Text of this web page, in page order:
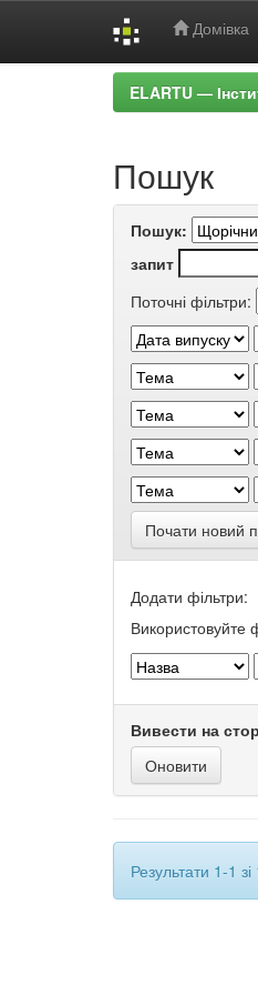
Домівка
ELARTU —
Пошук
Пошук:
запит
Поточні фільтри:
Почати новий
Додати фільтри:
Використовуйте
Вивести на
Результати 1-1